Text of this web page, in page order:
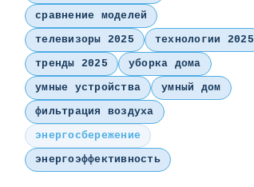
сравнение моделей
телевизоры 2025
технологии 2025
тренды 2025
уборка дома
умные устройства
умный дом
фильтрация воздуха
энергосбережение
энергоэффективность